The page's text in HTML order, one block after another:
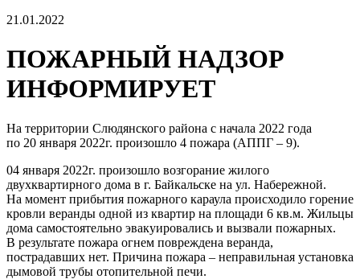
21.01.2022
ПОЖАРНЫЙ НАДЗОР
ИНФОРМИРУЕТ
На территории Слюдянского района с начала 2022 года
по 20 января 2022г. произошло 4 пожара (АППГ – 9).
04 января 2022г. произошло возгорание жилого
двухквартирного дома в г. Байкальске на ул. Набережной.
На момент прибытия пожарного караула происходило горение
кровли веранды одной из квартир на площади 6 кв.м. Жильцы
дома самостоятельно эвакуировались и вызвали пожарных.
В результате пожара огнем повреждена веранда,
пострадавших нет. Причина пожара – неправильная установка
дымовой трубы отопительной печи.